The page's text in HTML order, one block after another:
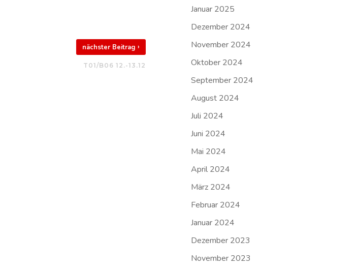
nächster Beitrag›
T01/B06 12.-13.12
Januar 2025
Dezember 2024
November 2024
Oktober 2024
September 2024
August 2024
Juli 2024
Juni 2024
Mai 2024
April 2024
März 2024
Februar 2024
Januar 2024
Dezember 2023
November 2023